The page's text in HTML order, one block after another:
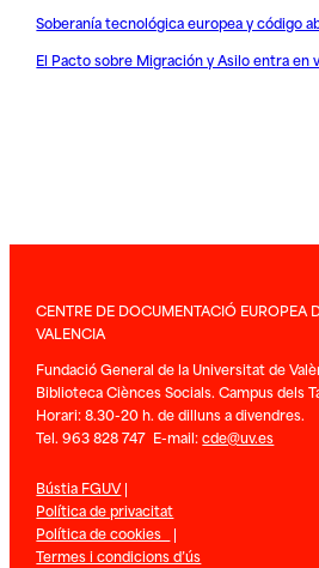
Soberanía tecnológica europea y código
El Pacto sobre Migración y Asilo entra en
CENTRE DE DOCUMENTACIÓ EUROPEA
VALENCIA
Fundació General de la Universitat de
Biblioteca Ciènces Socials. Campus dels
Horari: 8.30-20 h. de dilluns a divendres.
Tel. 963 828 747 E-mail:cde@uv.es
Bústia FGUV|
Política de privacitat
Política de cookies |
Termes i condicions d’ús